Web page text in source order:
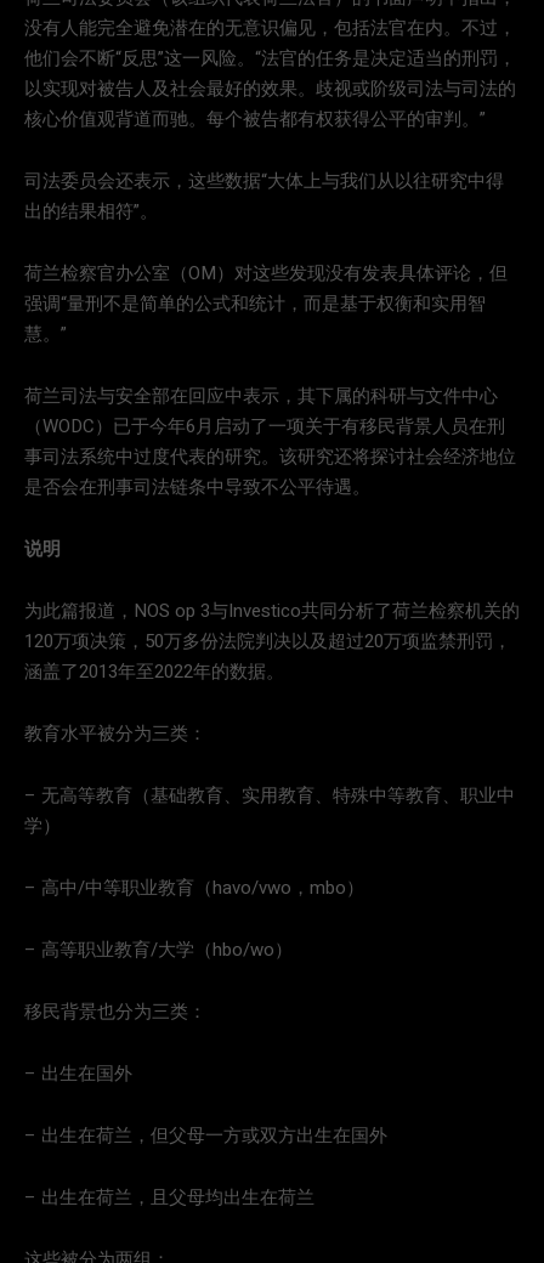
没有人能完全避免潜在的无意识偏见，包括法官在内。不过，
他们会不断“反思”这一风险。“法官的任务是决定适当的刑罚，
以实现对被告人及社会最好的效果。歧视或阶级司法与司法的
核心价值观背道而驰。每个被告都有权获得公平的审判。”
司法委员会还表示，这些数据“大体上与我们从以往研究中得
出的结果相符”。
荷兰检察官办公室（OM）对这些发现没有发表具体评论，但
强调“量刑不是简单的公式和统计，而是基于权衡和实用智
慧。”
荷兰司法与安全部在回应中表示，其下属的科研与文件中心
（WODC）已于今年6月启动了一项关于有移民背景人员在刑
事司法系统中过度代表的研究。该研究还将探讨社会经济地位
是否会在刑事司法链条中导致不公平待遇。
说明
为此篇报道，NOS op 3与Investico共同分析了荷兰检察机关的
120万项决策，50万多份法院判决以及超过20万项监禁刑罚，
涵盖了2013年至2022年的数据。
教育水平被分为三类：
– 无高等教育（基础教育、实用教育、特殊中等教育、职业中
学）
– 高中/中等职业教育（havo/vwo，mbo）
– 高等职业教育/大学（hbo/wo）
移民背景也分为三类：
– 出生在国外
– 出生在荷兰，但父母一方或双方出生在国外
– 出生在荷兰，且父母均出生在荷兰